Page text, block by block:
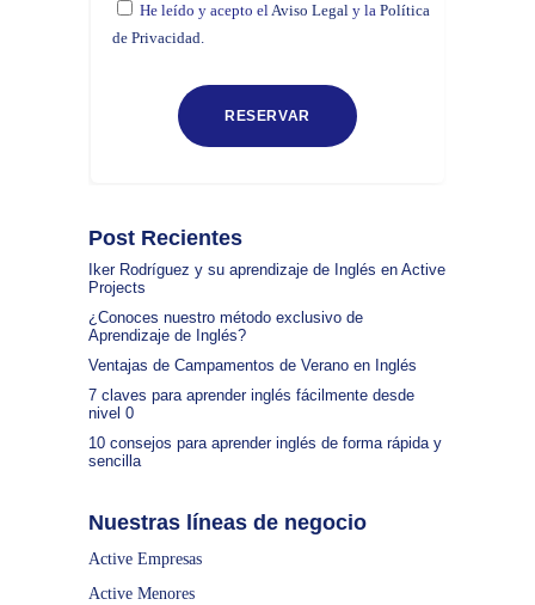
He leído y acepto elAviso Legal y la Política
de Privacidad.
Post Recientes
Iker Rodríguez y su aprendizaje de Inglés en Active
Projects
¿Conoces nuestro método exclusivo de
Aprendizaje de Inglés?
Ventajas de Campamentos de Verano en Inglés
7 claves para aprender inglés fácilmente desde
nivel 0
10 consejos para aprender inglés de forma rápida y
sencilla
Nuestras líneas de negocio
Active Empresas
Active Menores